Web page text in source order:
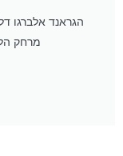
הגראנד אלברגו
מרחק